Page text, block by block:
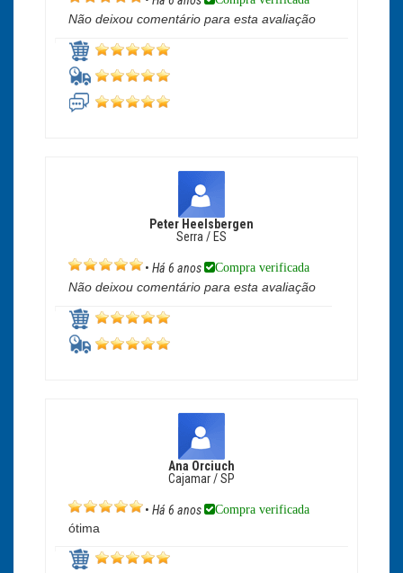
Não deixou comentário para esta avaliação
Peter Heelsbergen
Serra / ES
• Há 6 anos Compra verificada
Não deixou comentário para esta avaliação
Ana Orciuch
Cajamar / SP
• Há 6 anos Compra verificada
ótima